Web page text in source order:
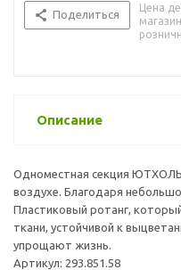
Поделиться
Цена
Описание
Одноместная секция
воздухе. Благодаря
Пластиковый ротанг,
ткани, устойчивой к
упрощают жизнь.
Артикул: 293.851.58